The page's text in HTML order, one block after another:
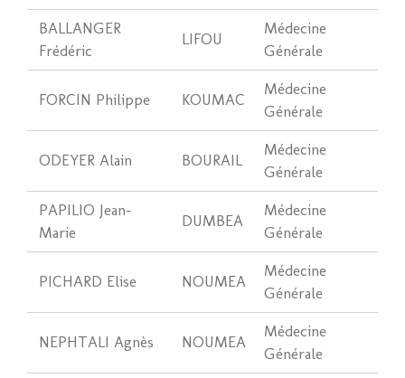
BALLANGER
Frédéric
LIFOU
Médecine
Générale
FORCIN Philippe KOUMAC
Médecine
Générale
ODEYER Alain BOURAIL
Médecine
Générale
PAPILIO Jean-
Marie
DUMBEA
Médecine
Générale
PICHARD Elise NOUMEA
Médecine
Générale
NEPHTALI Agnès NOUMEA
Médecine
Générale